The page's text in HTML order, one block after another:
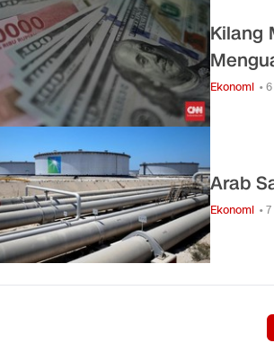
Kilang
Ekonomi •
Arab
Ekonomi •